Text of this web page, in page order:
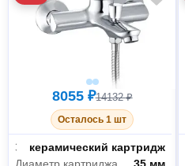
8055 ₽14132 ₽
Осталось 1 шт
Запорный клапанкерамический картридж